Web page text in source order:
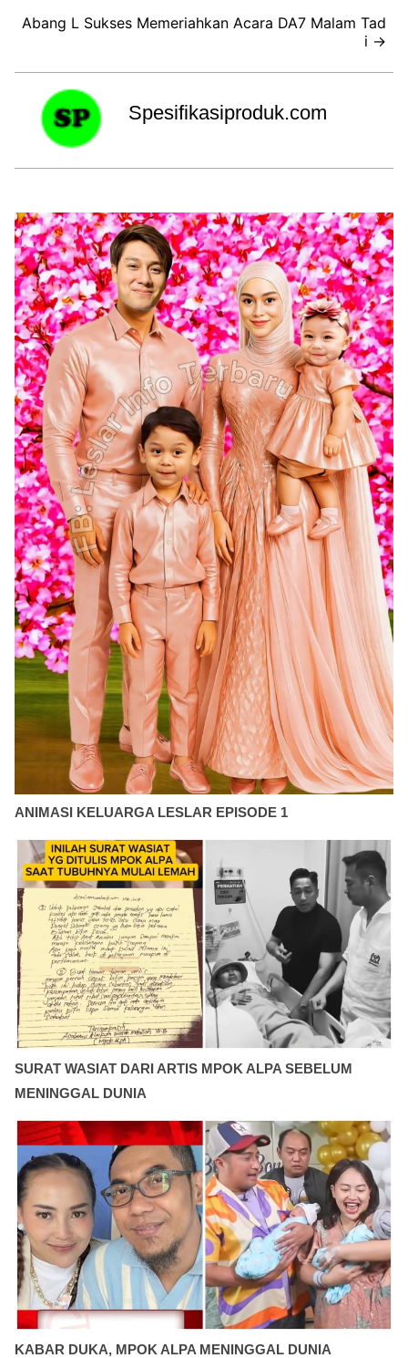
Abang L Sukses Memeriahkan Acara DA7 Malam Tad
i →
Spesifikasiproduk.com
ANIMASI KELUARGA LESLAR EPISODE 1
SURAT WASIAT DARI ARTIS MPOK ALPA SEBELUM
MENINGGAL DUNIA
KABAR DUKA, MPOK ALPA MENINGGAL DUNIA